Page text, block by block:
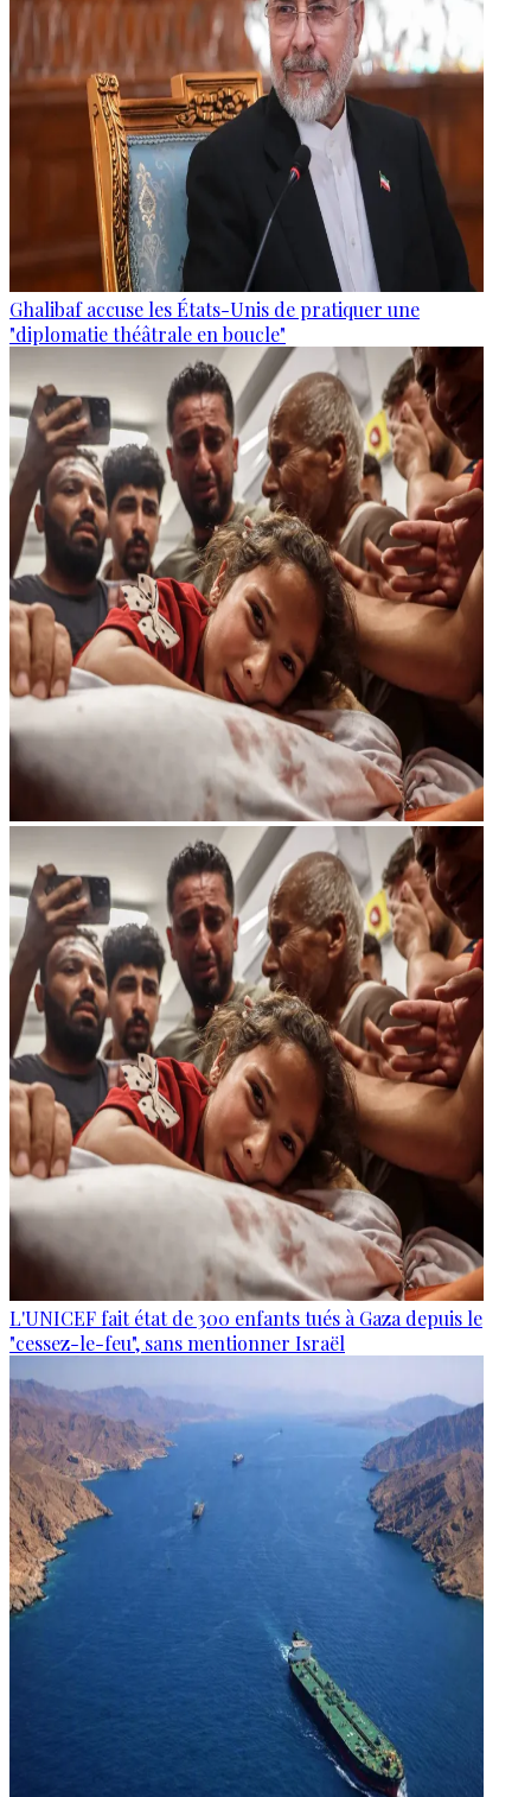
Ghalibaf accuse les États-Unis de pratiquer une
"diplomatie théâtrale en boucle"
L'UNICEF fait état de 300 enfants tués à Gaza depuis le
"cessez-le-feu", sans mentionner Israël